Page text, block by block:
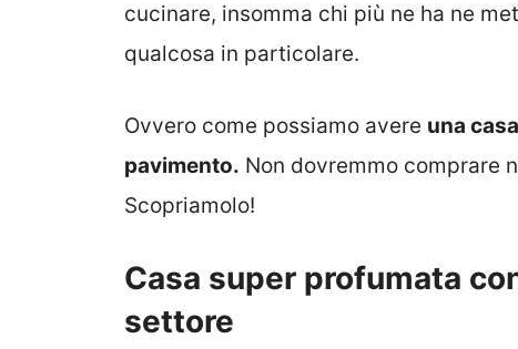
cucinare, insomma chi più ne ha ne
qualcosa in particolare.
Ovvero come possiamo avere una
pavimento. Non dovremmo comprare
Scopriamolo!
Casa super profumata
settore